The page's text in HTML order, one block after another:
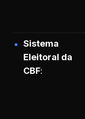
Sistema
Eleitoral da
CBF